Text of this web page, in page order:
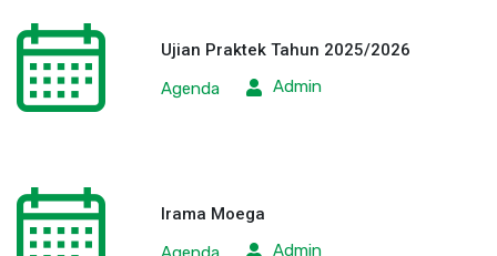
Ujian Praktek Tahun 2025/2026
Agenda
Admin
Irama Moega
Admin